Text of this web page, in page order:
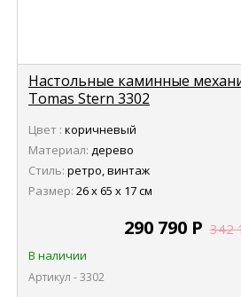
Настольные каминные
Tomas Stern 3302
Цвет : коричневый
Материал: дерево
Стиль: ретро, винтаж
Размер: 26 х 65 х 17 см
290 790 Р 342
В наличии
Артикул - 3302